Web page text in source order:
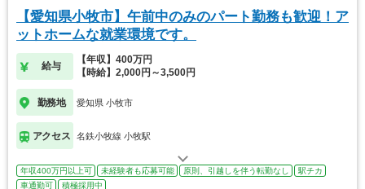
【愛知県小牧市】午前中のみのパート勤務も歓迎！ア
ットホームな就業環境です。
給与
【年収】400万円
【時給】2,000円～3,500円
勤務地 愛知県 小牧市
アクセス 名鉄小牧線 小牧駅
年収400万円以上可 未経験者も応募可能 原則、引越しを伴う転勤なし
駅チカ
車通勤可
積極採用中